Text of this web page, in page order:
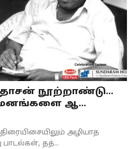
நூற்றாண்டு...
மனங்களை ஆ...
அழியாத
பாடல்கள், தத்...